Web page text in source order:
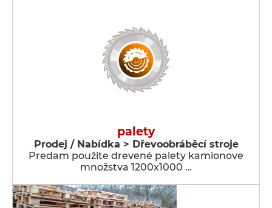
palety
Prodej / Nabídka > Dřevoobráběcí stroje
Predam použite drevené palety kamionove
množstva 1200x1000 …